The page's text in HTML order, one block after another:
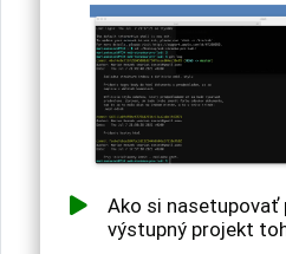
Ako si
výstupný projekt